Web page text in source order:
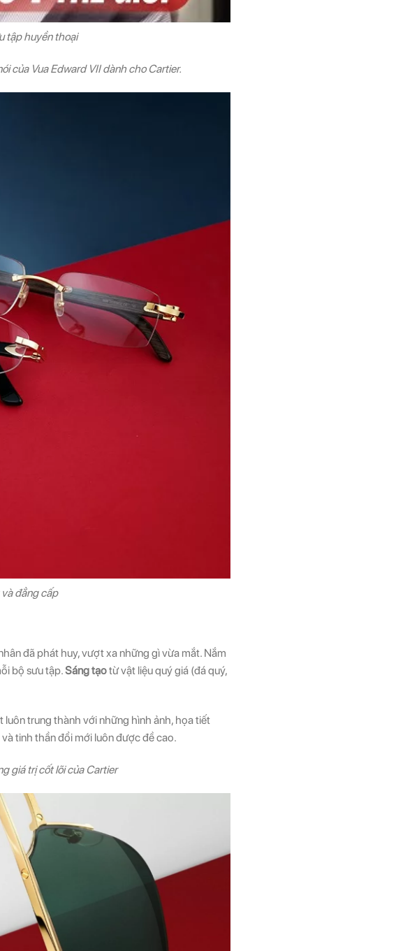
tập huyền thoại
của Vua Edward VII dành cho Cartier.
đẳng cấp
đã phát huy, vượt xa những gì vừa mắt. Nắm
bộ sưu tập.Sáng tạotừ vật liệu quý giá (đá quý,
luôn trung thành với những hình ảnh, họa tiết
tinh thần đổi mới luôn được đề cao.
giá trị cốt lõi của Cartier